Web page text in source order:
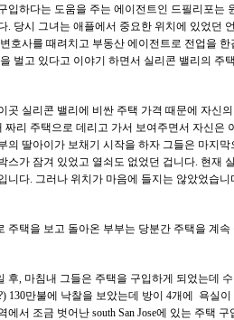
입하다는 도움을 주는 에이전트인 드필리포는
. 당시 그녀는 애플에서 중요한 위치에 있었던
호사를 때려치고 부동산 에이전트로 전업을
벌고 있다고 이야기 하면서 실리콘 밸리의 주
곳 실리콘 밸리에 비싼 주택 가격 때문에 자신
짜리 주택으로 데리고 가서 보여주면서 자신
의 딸아이가 보채기 시작을 하자 그들은 마지
스가 잠겨 있었고 열쇠도 없었던 겁니다. 현재
니다. 그러나 위치가 마음에 들지는 않았었습니
주택을 보고 돌아온 부부는 당분간 주택을 계
후, 마침내 그들은 주택을 구입하게 되었는데
130만불에 낙찰을 보았는데 방이 4개에 욕실
에서 조금 벗어난 south San Jose에 있는 주택